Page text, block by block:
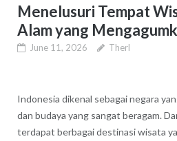
Menelusuri Tempat
Alam yang
June 11, 2026 Therl
Indonesia dikenal sebagai negara
dan budaya yang sangat beragam.
terdapat berbagai destinasi wisata